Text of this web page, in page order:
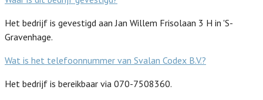
Het bedrijf is gevestigd aan Jan Willem Frisolaan 3 H in 'S-
Gravenhage.
Wat is het telefoonnummer van Svalan Codex B.V.?
Het bedrijf is bereikbaar via 070-7508360.